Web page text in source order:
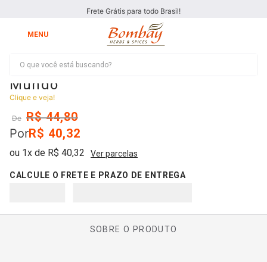
Frete Grátis para todo Brasil!
Kit Pimentas Mais Fortes do
Mundo
Clique e veja!
De R$ 44,80
PorR$ 40,32
ou 1x de R$ 40,32 Ver parcelas
SOBRE O PRODUTO